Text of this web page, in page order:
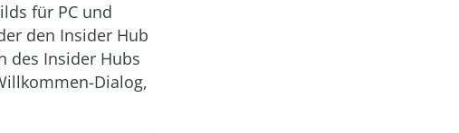
für PC und
den Insider Hub
des Insider Hubs
Dialog,